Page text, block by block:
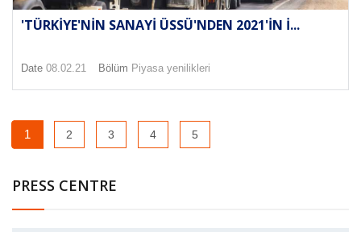
'TÜRKIYE'NIN SANAYI ÜSSÜ'NDEN 2021'IN I...
Date 08.02.21 Bölüm Piyasa yenilikleri
1 2 3 4 5
PRESS CENTRE